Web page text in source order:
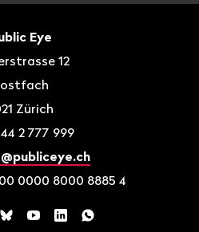
Eye
12
Zürich
44 2 777 999
0000 8000 8885 4
BlueskyYouTube
LinkedInWhatsApp